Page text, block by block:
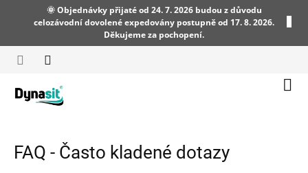
🌞 Objednávky přijaté od 24. 7. 2026 budou z důvodu
celozávodní dovolené expedovány postupně od 17. 8. 2026.
Děkujeme za pochopení.
FAQ - Často kladené dotazy